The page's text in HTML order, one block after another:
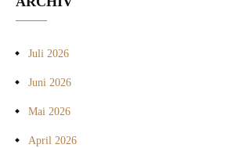
Juli 2026
Juni 2026
Mai 2026
April 2026